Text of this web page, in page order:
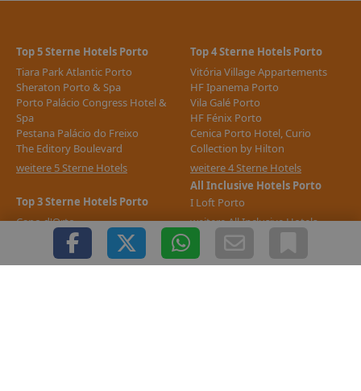
Top 5 Sterne Hotels Porto
Tiara Park Atlantic Porto
Sheraton Porto & Spa
Porto Palácio Congress Hotel &
Spa
Pestana Palácio do Freixo
The Editory Boulevard
weitere 5 Sterne Hotels
Top 4 Sterne Hotels Porto
Vitória Village Appartements
HF Ipanema Porto
Vila Galé Porto
HF Fénix Porto
Cenica Porto Hotel, Curio
Collection by Hilton
weitere 4 Sterne Hotels
Top 3 Sterne Hotels Porto
Capo d'Orto
Hotel Da Bolsa
Internacional
Sao Jose
All Inclusive Hotels Porto
I Loft Porto
weitere All Inclusive Hotels